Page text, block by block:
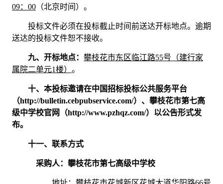
09： 00（北京时间）。
投标文件必须在投标截止时间前送达开标地点。逾期
送达的投标文件恕不接收。
九、开标地点：攀枝花市东区临江路55号（建行家
属院二单元1楼） 。
十、本投标邀请在中国招标投标公共服务平台
（http://bulletin.cebpubservice.com/）、攀枝花市第七高
级中学校官网（http://www.pzhqz.com/）以公告形式发
布。
十一、联系方式
采购人：攀枝花市第七高级中学校